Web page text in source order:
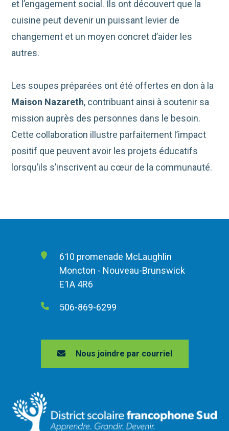
et l’engagement social. Ils ont découvert que la
cuisine peut devenir un puissant levier de
changement et un moyen concret d’aider les
autres.
Les soupes préparées ont été offertes en don à la
Maison Nazareth, contribuant ainsi à soutenir sa
mission auprès des personnes dans le besoin.
Cette collaboration illustre parfaitement l’impact
positif que peuvent avoir les projets éducatifs
lorsqu’ils s’inscrivent au cœur de la communauté.
610 promenade McLaughlin
Moncton - Nouveau-Brunswick
E1A 4R6
506-869-6299
Nous joindre par courriel